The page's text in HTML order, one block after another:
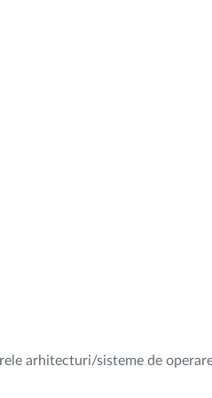
arhitecturi/sisteme de